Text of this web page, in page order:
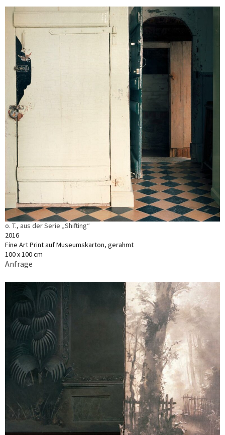
o. T., aus der Serie „Shifting“
2016
Fine Art Print auf Museumskarton, gerahmt
100 x 100 cm
Anfrage